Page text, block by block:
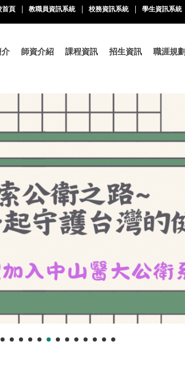
介 師資介紹 課程資訊 招生資訊 職涯規劃
首頁 教職員資訊系統 校務資訊系統 學生資訊系統